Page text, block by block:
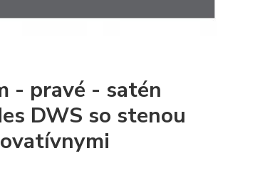
- pravé - satén
DWS so stenou